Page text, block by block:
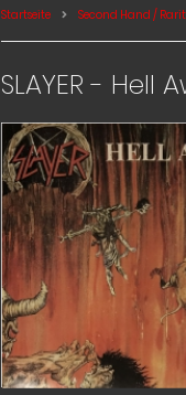
Startseite Second Hand /
SLAYER - Hell